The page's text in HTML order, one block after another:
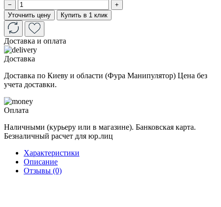
−
+
Уточнить цену
Купить в 1 клик
Доставка и оплата
Доставка
Доставка по Киеву и области (Фура Манипулятор) Цена без
учета доставки.
Оплата
Наличными (курьеру или в магазине). Банковская карта.
Безналичный расчет для юр.лиц
Характеристики
Описание
Отзывы (0)